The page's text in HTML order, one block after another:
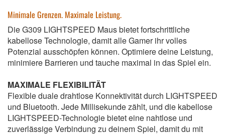
Minimale Grenzen. Maximale Leistung.
Die G309 LIGHTSPEED Maus bietet fortschrittliche
kabellose Technologie, damit alle Gamer ihr volles
Potenzial ausschöpfen können. Optimiere deine Leistung,
minimiere Barrieren und tauche maximal in das Spiel ein.
MAXIMALE FLEXIBILITÄT
Flexible duale drahtlose Konnektivität durch LIGHTSPEED
und Bluetooth. Jede Millisekunde zählt, und die kabellose
LIGHTSPEED-Technologie bietet eine nahtlose und
zuverlässige Verbindung zu deinem Spiel, damit du mit